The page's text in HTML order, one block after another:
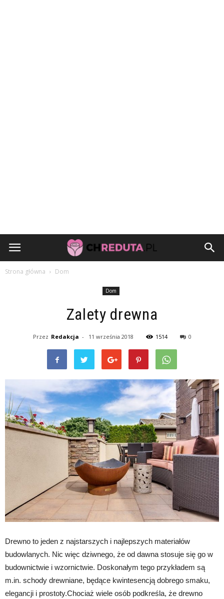
Strona główna Dom
Dom
Zalety drewna
Przez Redakcja - 11 września 2018 1514 0
Drewno to jeden z najstarszych i najlepszych materiałów
budowlanych. Nic więc dziwnego, że od dawna stosuje się go w
budownictwie i wzornictwie. Doskonałym tego przykładem są
m.in. schody drewniane, będące kwintesencją dobrego smaku,
elegancji i prostoty.Chociaż wiele osób podkreśla, że drewno